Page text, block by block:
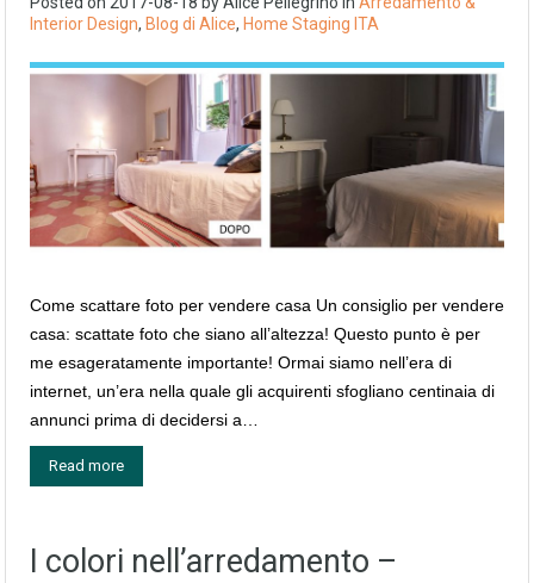
Interior Design, Blog di Alice, Home Staging ITA
Come scattare foto per vendere casa Un consiglio per vendere
casa: scattate foto che siano all’altezza! Questo punto è per
me esageratamente importante! Ormai siamo nell’era di
internet, un’era nella quale gli acquirenti sfogliano centinaia di
annunci prima di decidersi a…
Read more
I colori nell’arredamento –